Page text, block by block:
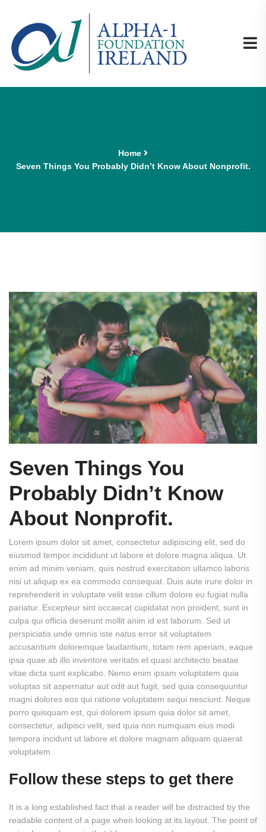
Home
Seven Things You Probably Didn’t Know About Nonprofit.
Seven Things You
Probably Didn’t Know
About Nonprofit.
Lorem ipsum dolor sit amet, consectetur adipisicing elit, sed do
eiusmod tempor incididunt ut labore et dolore magna aliqua. Ut
enim ad minim veniam, quis nostrud exercitation ullamco laboris
nisi ut aliquip ex ea commodo consequat. Duis aute irure dolor in
reprehenderit in voluptate velit esse cillum dolore eu fugiat nulla
pariatur. Excepteur sint occaecat cupidatat non proident, sunt in
culpa qui officia deserunt mollit anim id est laborum. Sed ut
perspiciatis unde omnis iste natus error sit voluptatem
accusantium doloremque laudantium, totam rem aperiam, eaque
ipsa quae ab illo inventore veritatis et quasi architecto beatae
vitae dicta sunt explicabo. Nemo enim ipsam voluptatem quia
voluptas sit aspernatur aut odit aut fugit, sed quia consequuntur
magni dolores eos qui ratione voluptatem sequi nesciunt. Neque
porro quisquam est, qui dolorem ipsum quia dolor sit amet,
consectetur, adipisci velit, sed quia non numquam eius modi
tempora incidunt ut labore et dolore magnam aliquam quaerat
voluptatem.
Follow these steps to get there
It is a long established fact that a reader will be distracted by the
readable content of a page when looking at its layout. The point of